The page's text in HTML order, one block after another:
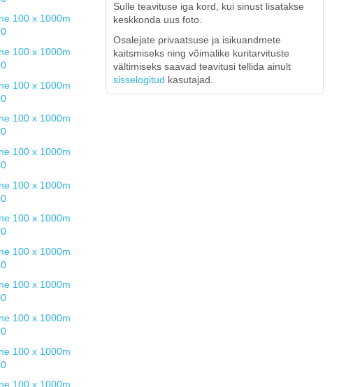
Sulle teavituse iga kord, kui sinust lisatakse
keskkonda uus foto.
Osalejate privaatsuse ja isikuandmete
kaitsmiseks ning võimalike kuritarvituste
vältimiseks saavad teavitusi tellida ainult
sisselogitud kasutajad.